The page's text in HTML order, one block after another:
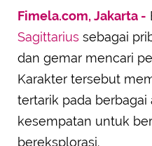
Fimela.com, Jakarta -
Sagittarius sebagai
dan gemar mencari
Karakter tersebut
tertarik pada
kesempatan untuk
bereksplorasi.